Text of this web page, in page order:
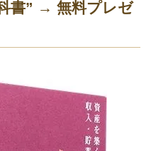
書” → 無料プレゼ